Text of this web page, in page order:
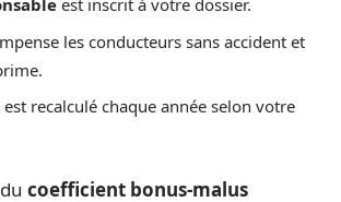
est inscrit à votre dossier.
les conducteurs sans accident et
est recalculé chaque année selon votre
coefficient bonus-malus